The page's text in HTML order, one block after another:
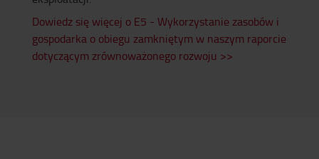
Dowiedz się więcej o E5 - Wykorzystanie zasobów i
gospodarka o obiegu zamkniętym w naszym raporcie
dotyczącym zrównoważonego rozwoju >>